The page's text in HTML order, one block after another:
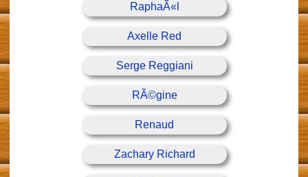
RaphaÃ«l
Axelle Red
Serge Reggiani
RÃ©gine
Renaud
Zachary Richard